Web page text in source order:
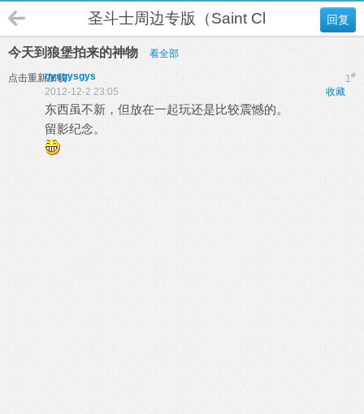
回复
圣斗士周边专版（Saint Cloth Myth）
今天到狼堡拍来的神物 看全部
点击重新加载 1#
gysgysgys
收藏
2012-12-2 23:05
东西虽不新，但放在一起玩还是比较震憾的。
留影纪念。